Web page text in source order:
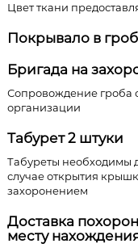
Цвет ткани
Покрывало в гроб
Бригада на
Сопровождение гроба
организации
Табурет 2 штуки
Табуреты необходимы
случае открытия
захоронением
Доставка
месту